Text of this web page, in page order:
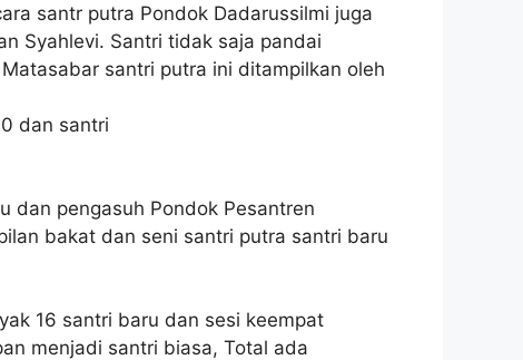
santr putra Pondok Dadarussilmi juga
Syahlevi. Santri tidak saja pandai
santri putra ini ditampilkan oleh
dan santri
dan pengasuh Pondok Pesantren
bakat dan seni santri putra santri baru
16 santri baru dan sesi keempat
menjadi santri biasa, Total ada